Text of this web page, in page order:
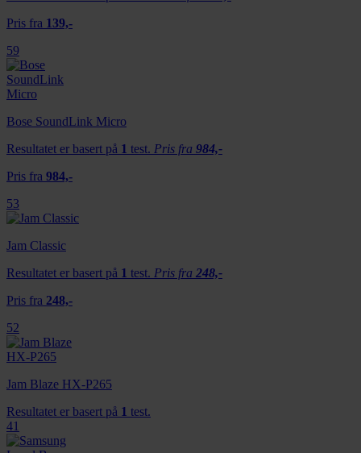
Pris fra 139,-
59
Bose SoundLink Micro
Resultatet er basert på 1 test. Pris fra 984,-
Pris fra 984,-
53
Jam Classic
Resultatet er basert på 1 test. Pris fra 248,-
Pris fra 248,-
52
Jam Blaze HX-P265
Resultatet er basert på 1 test.
41